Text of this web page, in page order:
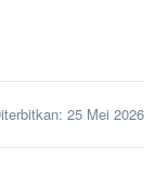
25 Mei 2026